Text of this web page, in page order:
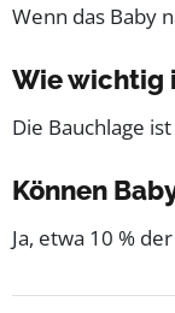
Wenn das Baby
Wie wichtig
Die Bauchlage
Können
Ja, etwa 10 %